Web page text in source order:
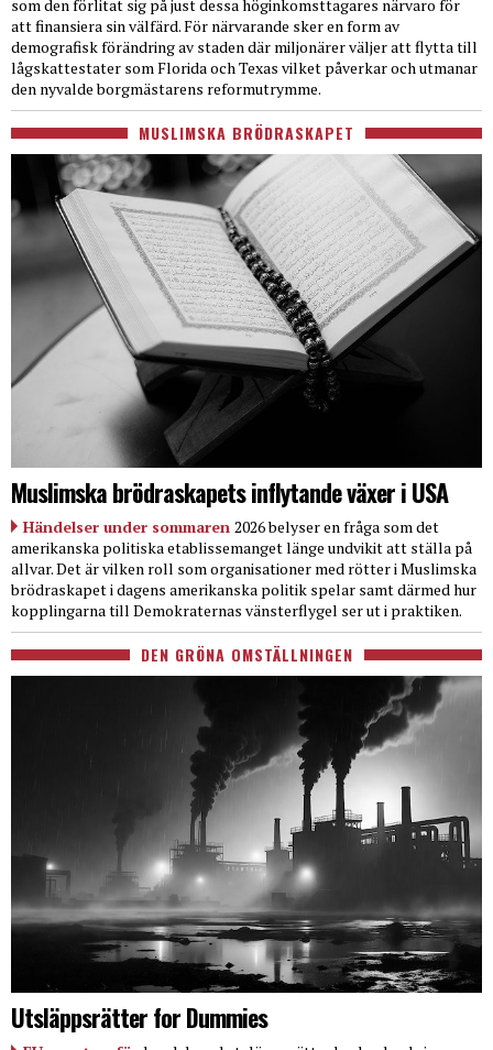
som den förlitat sig på just dessa höginkomsttagares närvaro för
att finansiera sin välfärd. För närvarande sker en form av
demografisk förändring av staden där miljonärer väljer att flytta till
lågskattestater som Florida och Texas vilket påverkar och utmanar
den nyvalde borgmästarens reformutrymme.
MUSLIMSKA BRÖDRASKAPET
Muslimska brödraskapets inflytande växer i USA
Händelser under sommaren 2026 belyser en fråga som det
amerikanska politiska etablissemanget länge undvikit att ställa på
allvar. Det är vilken roll som organisationer med rötter i Muslimska
brödraskapet i dagens amerikanska politik spelar samt därmed hur
kopplingarna till Demokraternas vänsterflygel ser ut i praktiken.
DEN GRÖNA OMSTÄLLNINGEN
Utsläppsrätter for Dummies